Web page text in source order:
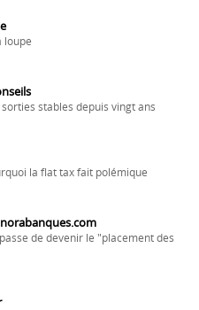
loupe
stables depuis vingt ans
la flat tax fait polémique
de devenir le "placement des